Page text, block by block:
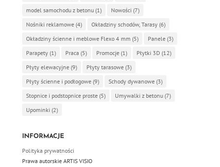
model samochodu z betonu(1) Nowości (7)
Nośniki reklamowe(4) Okładziny schodów, Tarasy(6)
Okładziny ścienne i meblowe Flexo 4 mm (5) Panele(3)
Parapety(1) Praca (5) Promocje(1) Płytki 3D (12)
Płyty elewacyjne(9) Płyty tarasowe(3)
Płyty ścienne i podłogowe(9) Schody dywanowe(3)
Stopnice i podstopnice proste(5) Umywalki z betonu(7)
Upominki (2)
INFORMACJE
Polityka prywatności
Prawa autorskie ARTIS VISIO